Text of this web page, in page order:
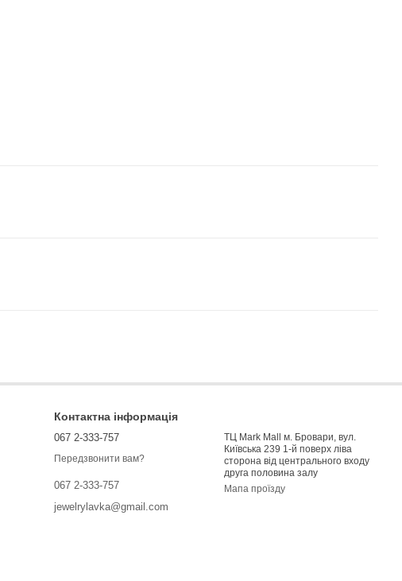
Контактна інформація
067 2-333-757
Передзвонити вам?
067 2-333-757
jewelrylavka@gmail.com
ТЦ Mark Mall м. Бровари, вул.
Київська 239 1-й поверх ліва
сторона від центрального входу
друга половина залу
Мапа проїзду